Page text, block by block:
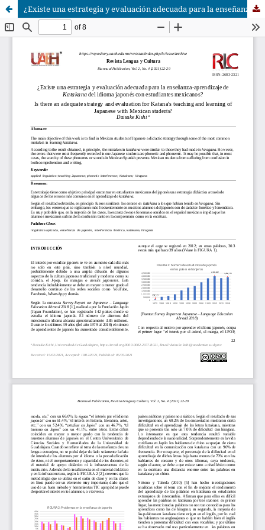
¿Existe una estrategia y evaluación adecuada para la enseñanza-aprendizaje de Katakana del idioma japonés con estudiantes mexicanos?